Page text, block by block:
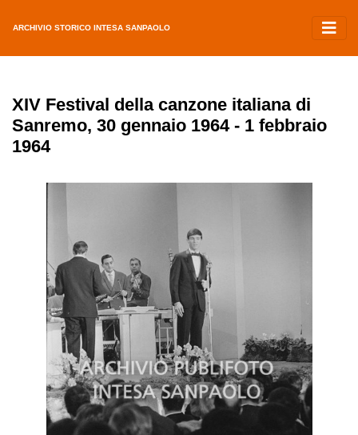
ARCHIVIO STORICO INTESA SANPAOLO
XIV Festival della canzone italiana di
Sanremo, 30 gennaio 1964 - 1 febbraio
1964